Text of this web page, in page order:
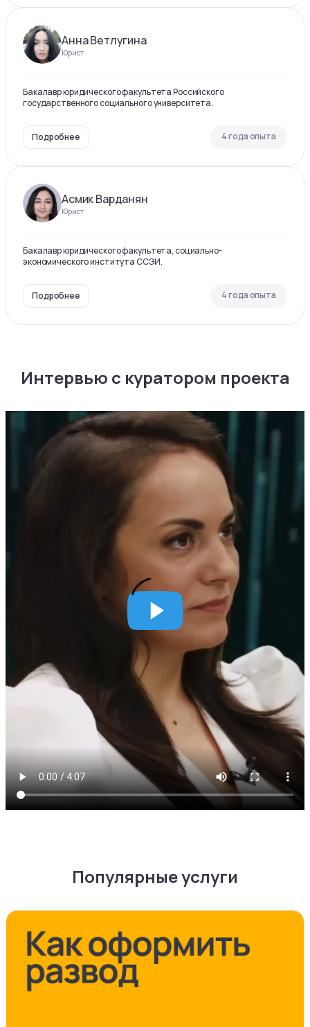
Анна Ветлугина
Юрист
Бакалавр юридического факультета Российского
государственного социального университета.
Подробнее 4 года опыта
Асмик Варданян
Юрист
Бакалавр юридического факультета, социально-
экономического института ССЭИ.
Подробнее 4 года опыта
Интервью с куратором проекта
Популярные услуги